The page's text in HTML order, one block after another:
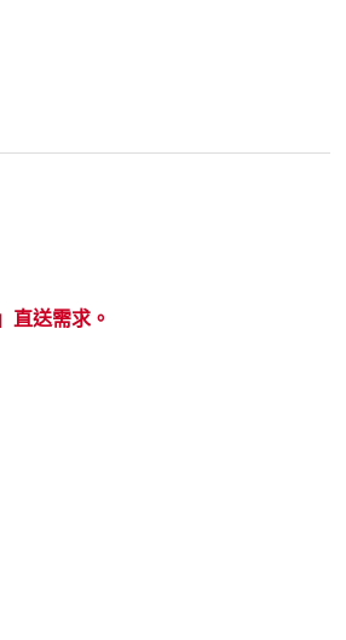
直送需求。